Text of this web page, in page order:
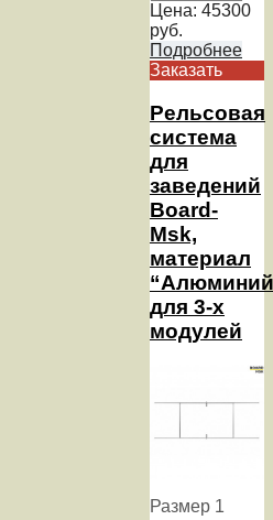
Цена: 45300
руб.
Подробнее
Заказать
Рельсовая
система
для
заведений
Board-
Msk,
материал
для 3-х
модулей
Размер 1